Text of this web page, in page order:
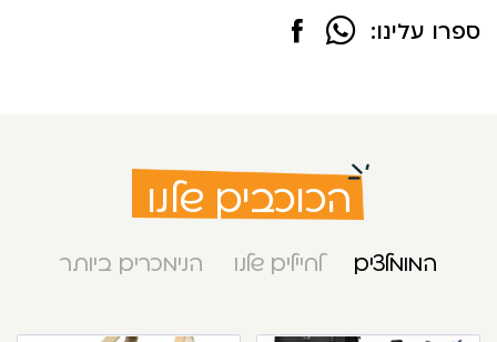
ספרו עלינו:
הכוכבים שלנו
המומלצים לחיילים שלנו הנימכרים ביותר